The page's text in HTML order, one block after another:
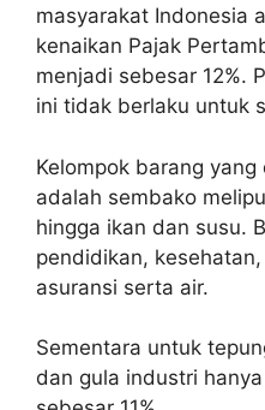
masyarakat Indonesia
kenaikan Pajak
menjadi sebesar 12%.
ini tidak berlaku untuk
Kelompok barang
adalah sembako
hingga ikan dan susu.
pendidikan,
asuransi serta air.
Sementara untuk
dan gula industri